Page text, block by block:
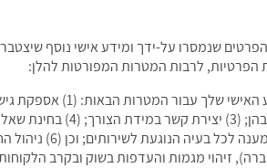
שנמסרו על-ידך ומידע אישי נוסף
הפרטיות, לרבות המטרות המפורטות להלן:
וסיוע בפתרון בעיות אשר את/ה
בהתאם; (5) מניעת
זיהוי מגמות והעדפות בשוק ובקרב